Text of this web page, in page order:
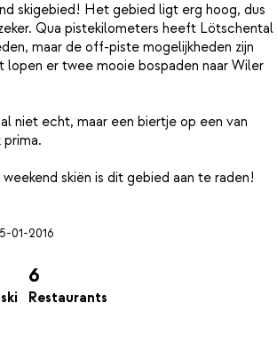
skigebied! Het gebied ligt erg hoog, dus
Qua pistekilometers heeft Lötschental
maar de off-piste mogelijkheden zijn
lopen er twee mooie bospaden naar Wiler
niet echt, maar een biertje op een van
prima.
01-2016
6
Restaurants